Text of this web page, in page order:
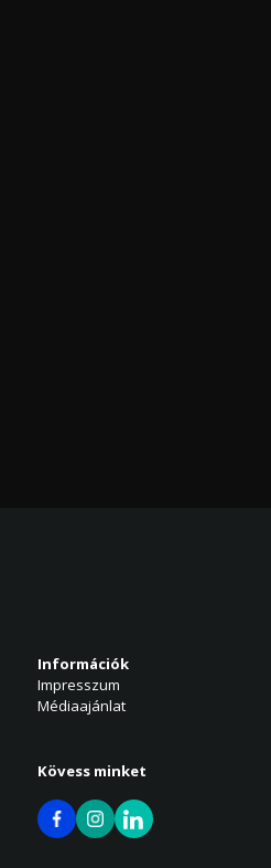
Információk
Impresszum
Médiaajánlat
Kövess minket